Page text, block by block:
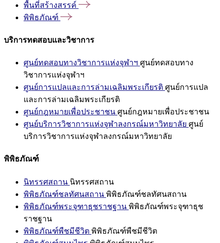
พื้นที่สร้างสรรค์
พิพิธภัณฑ์
บริการทดสอบและวิชาการ
ศูนย์ทดสอบทางวิชาการแห่งจุฬาฯ ศูนย์ทดสอบทาง
วิชาการแห่งจุฬาฯ
ศูนย์การแปลและการล่ามเฉลิมพระเกียรติ ศูนย์การแปล
และการล่ามเฉลิมพระเกียรติ
ศูนย์กฎหมายเพื่อประชาชน ศูนย์กฎหมายเพื่อประชาชน
ศูนย์บริการวิชาการแห่งจุฬาลงกรณ์มหาวิทยาลัย ศูนย์
บริการวิชาการแห่งจุฬาลงกรณ์มหาวิทยาลัย
พิพิธภัณฑ์
นิทรรศสถาน นิทรรศสถาน
พิพิธภัณฑ์ชลทัศนสถาน พิพิธภัณฑ์ชลทัศนสถาน
พิพิธภัณฑ์พระจุฑาธุชราชฐาน พิพิธภัณฑ์พระจุฑาธุช
ราชฐาน
พิพิธภัณฑ์พืชมีชีวิต พิพิธภัณฑ์พืชมีชีวิต